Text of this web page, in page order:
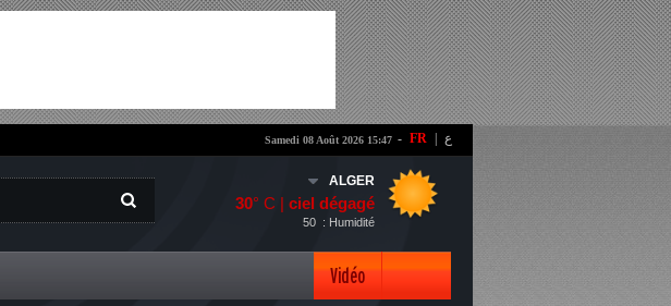
- FR ع Samedi 08 Août 2026 15:47
ALGER
30° C | ciel dégagé
: Humidité
50
Vidéo